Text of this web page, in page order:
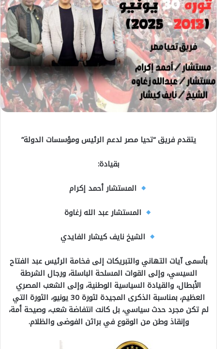
يتقدم فريق “تحيا مصر لدعم الرئيس ومؤسسات الدولة”
بقيادة:
المستشار أحمد إكرام
المستشار عبد الله زغاوة
الشيخ نايف كيشار الفايدي
بأسمى آيات التهاني والتبريكات إلى فخامة الرئيس عبد الفتاح
السيسي، وإلى القوات المسلحة الباسلة، ورجال الشرطة
الأبطال، والقيادة السياسية الوطنية، وإلى الشعب المصري
العظيم، بمناسبة الذكرى المجيدة لثورة 30 يونيو، الثورة التي
لم تكن مجرد حدث سياسي، بل كانت انتفاضة شعب، وصيحة أمة،
وإنقاذ وطن من الوقوع في براثن الفوضى والظلام.